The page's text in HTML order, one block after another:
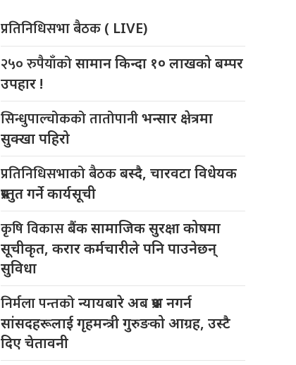
प्रतिनिधिसभा बैठक ( LIVE)
२५० रुपैयाँकोसामान किन्दा १० लाखको बम्पर
उपहार !
सिन्धुपाल्चोकको तातोपानीभन्सार क्षेत्रमा
सुक्खा पहिरो
प्रतिनिधिसभाको बैठकबस्दै, चारवटा विधेयक
प्रस्तुत गर्ने कार्यसूची
कृषि विकासबैंक सामाजिक सुरक्षा कोषमा
सूचीकृत, करार कर्मचारीले पनि पाउनेछन्
सुविधा
निर्मला पन्तकोन्यायबारे अब प्रश्न नगर्न
सांसदहरूलाई गृहमन्त्री गुरुङको आग्रह, उस्टै
दिए चेतावनी